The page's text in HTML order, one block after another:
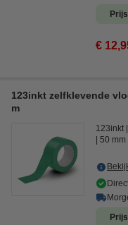
€
123inkt zelfklevende
m
123inkt
50 mm